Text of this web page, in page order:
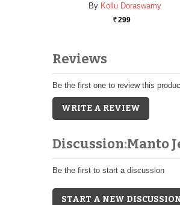
By Kollu Doraswamy
Rs. 299
Reviews
Be the first one to review this
WRITE A REVIEW
Discussion:Manto
Be the first to start a discussion
START A NEW